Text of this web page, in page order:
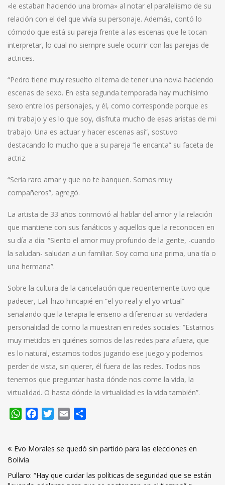
«le estaban haciendo una broma» al notar el paralelismo de su
relación con el del que vivía su personaje. Además, contó lo
cómodo que está su pareja frente a las escenas que le tocan
interpretar, lo cual no siempre suele ocurrir con las parejas de
actrices.
“Pedro tiene muy resuelto el tema de tener una novia haciendo
escenas de sexo. En esta segunda temporada hay muchísimo
sexo entre los personajes, y él, como corresponde porque es
mi trabajo y es lo que soy, disfruta mucho de esas aristas de mi
trabajo. Una es actuar y hacer escenas así”, sostuvo
destacando lo mucho que a su pareja “le encanta” su faceta de
actriz.
“Sería raro amar y que no te banquen. Somos muy
compañeros”, agregó.
La artista de 33 años conmovió al hablar del amor y la relación
que mantiene con sus fanáticos y aquellos que la reconocen en
su día a día: “Siento el amor muy profundo de la gente, -cuando
la saludan- saludan a un familiar. Soy como una prima, una tía o
una hermana”.
Sobre la cultura de la cancelación que recientemente tuvo que
padecer, Lali hizo hincapié en “el yo real y el yo virtual”
señalando que la terapia le enseño a diferenciar su verdadera
personalidad de como la muestran en redes sociales: “Estamos
muy metidos en quiénes somos de las redes para afuera, que
es lo natural, estamos todos jugando ese juego y podemos
perder de vista, sin querer, él fuera de las redes. Todos nos
tenemos que preguntar hasta dónde nos come la vida, la
virtualidad. O hasta dónde la virtualidad es la vida también”.
WhatsApp
FacebookTwitter
Email
de
entradas
Evo Morales se quedó sin partido para las elecciones en
Bolivia
Pullaro: “Hay que cuidar las políticas de seguridad que se están